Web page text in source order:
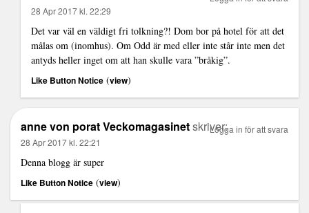
28 Apr 2017 kl. 22:29
Det var väl en väldigt fri tolkning?! Dom bor på hotel för att det
målas om (inomhus). Om Odd är med eller inte står inte men det
antyds heller inget om att han skulle vara ”bråkig”.
Like Button Notice (view)
anne von porat Veckomagasinetskriver:
28 Apr 2017 kl. 22:21
Denna blogg är super
Like Button Notice (view)
Logga in för att svara